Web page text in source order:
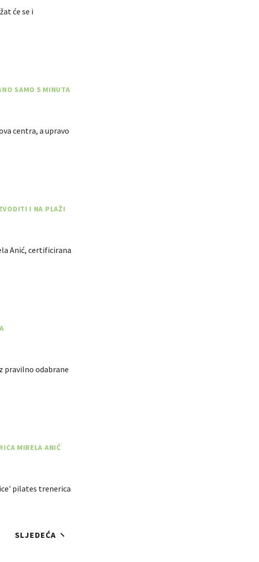
će se i
SAMO 5 MINUTA
centra, a upravo
I NA PLAŽI
Anić, certificirana
pravilno odabrane
MIRELA ANIĆ
pilates trenerica
SLJEDEĆA